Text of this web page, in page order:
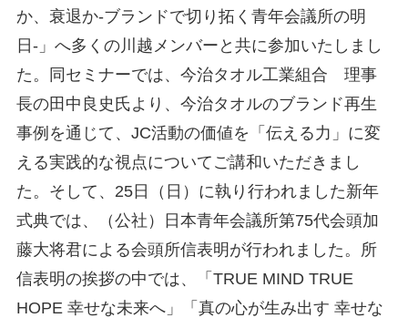
か、衰退か-ブランドで切り拓く青年会議所の明
日-」へ多くの川越メンバーと共に参加いたしまし
た。同セミナーでは、今治タオル工業組合 理事
長の田中良史氏より、今治タオルのブランド再生
事例を通じて、JC活動の価値を「伝える力」に変
える実践的な視点についてご講和いただきまし
た。そして、25日（日）に執り行われました新年
式典では、（公社）日本青年会議所第75代会頭加
藤大将君による会頭所信表明が行われました。所
信表明の挨拶の中では、「TRUE MIND TRUE
HOPE 幸せな未来へ」「真の心が生み出す 幸せな